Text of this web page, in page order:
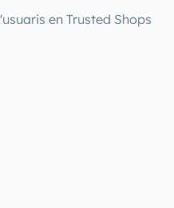
en Trusted Shops